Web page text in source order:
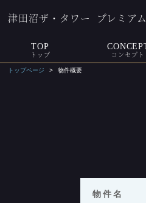
津田沼ザ・タワー プレミア
TOP
トップ
コンセプト
トップページ 物件概要
物件名